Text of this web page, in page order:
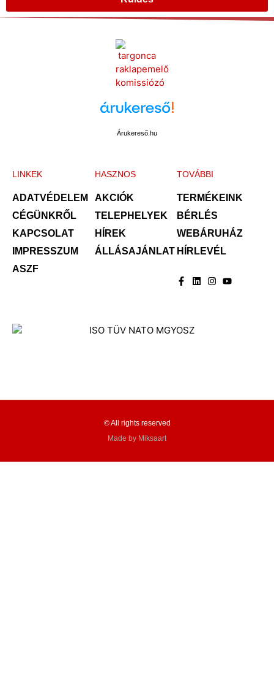
Árukereső.hu
LINKEK
ADATVÉDELEM
CÉGÜNKRŐL
KAPCSOLAT
IMPRESSZUM
ASZF
HASZNOS
AKCIÓK
TELEPHELYEK
HÍREK
ÁLLÁSAJÁNLAT
TOVÁBBI
TERMÉKEINK
BÉRLÉS
WEBÁRUHÁZ
HÍRLEVÉL
© All rights reserved
Made by Miksaart